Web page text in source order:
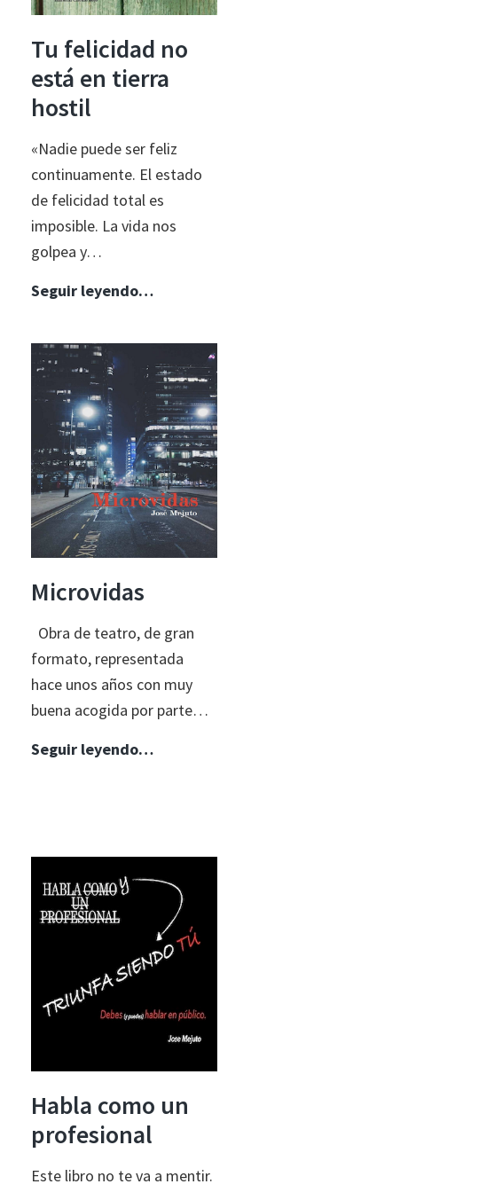
Tu felicidad no
está en tierra
hostil
«Nadie puede ser feliz
continuamente. El estado
de felicidad total es
imposible. La vida nos
golpea y…
Seguir leyendo…Tu
no
está
en
tierra
hostil
Microvidas
Obra de teatro, de gran
formato, representada
hace unos años con muy
buena acogida por parte…
Seguir leyendo…Microvidas
Habla como un
profesional
Este libro no te va a mentir.